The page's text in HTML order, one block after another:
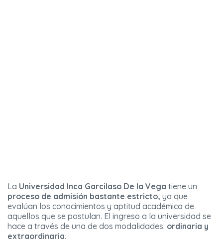
La Universidad Inca Garcilaso De la Vega tiene un
proceso de admisión bastante estricto, ya que
evalúan los conocimientos y aptitud académica de
aquellos que se postulan. El ingreso a la universidad se
hace a través de una de dos modalidades: ordinaria y
extraordinaria.